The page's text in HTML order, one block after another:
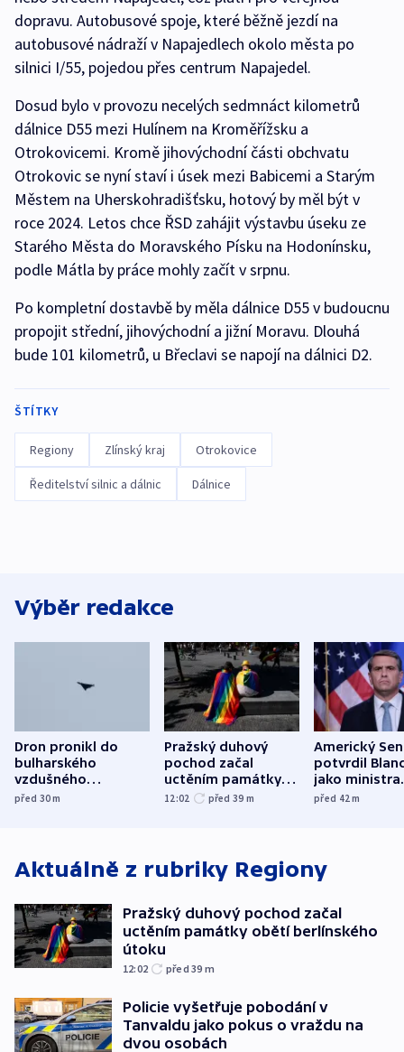
dopravu. Autobusové spoje, které běžně jezdí na
autobusové nádraží v Napajedlech okolo města po
silnici I/55, pojedou přes centrum Napajedel.
Dosud bylo v provozu necelých sedmnáct kilometrů
dálnice D55 mezi Hulínem na Kroměřížsku a
Otrokovicemi. Kromě jihovýchodní části obchvatu
Otrokovic se nyní staví i úsek mezi Babicemi a Starým
Městem na Uherskohradišťsku, hotový by měl být v
roce 2024. Letos chce ŘSD zahájit výstavbu úseku ze
Starého Města do Moravského Písku na Hodonínsku,
podle Mátla by práce mohly začít v srpnu.
Po kompletní dostavbě by měla dálnice D55 v budoucnu
propojit střední, jihovýchodní a jižní Moravu. Dlouhá
bude 101 kilometrů, u Břeclavi se napojí na dálnici D2.
ŠTÍTKY
Regiony Zlínský kraj Otrokovice
Ředitelství silnic a dálnic Dálnice
Výběr redakce
Dron pronikl do
bulharského
vzdušného
prostoru,
před 30m
Pražský duhový
pochod začal
uctěním památky
obětí berlínského
12:02 před 39 m
Americký
potvrdil
jako ministra
před 42m
Aktuálně z rubriky Regiony
Pražský duhový pochod začal
uctěním památky obětí berlínského
útoku
12:02 před 39 m
Policie vyšetřuje pobodání v
Tanvaldu jako pokus o vraždu na
dvou osobách